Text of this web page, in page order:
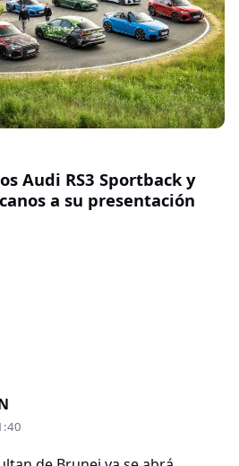
Audi RS3 Sportback y
a su presentación